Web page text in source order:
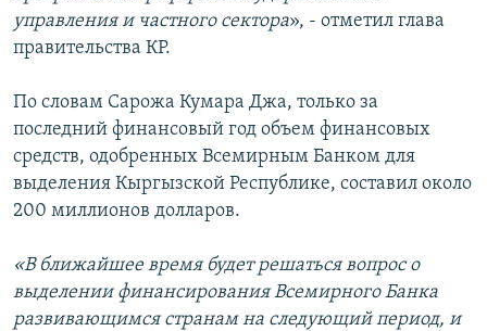
управления и частного сектора», - отметил глава
правительства КР.
По словам Сарожа Кумара Джа, только за
последний финансовый год объем финансовых
средств, одобренных Всемирным Банком для
выделения Кыргызской Республике, составил около
200 миллионов долларов.
«В ближайшее время будет решаться вопрос о
выделении финансирования Всемирного Банка
развивающимся странам на следующий период, и